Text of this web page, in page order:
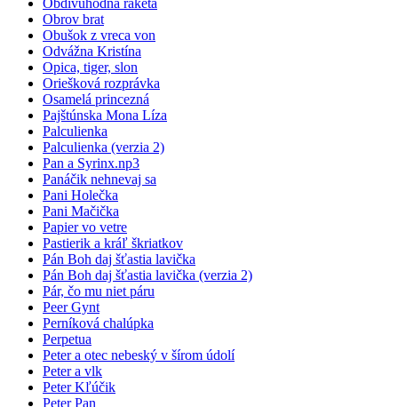
Obrov brat
Obušok z vreca von
Odvážna Kristína
Opica, tiger, slon
Oriešková rozprávka
Osamelá princezná
Pajštúnska Mona Líza
Palculienka
Palculienka (verzia 2)
Pan a Syrinx.np3
Panáčik nehnevaj sa
Pani Holečka
Pani Mačička
Papier vo vetre
Pastierik a kráľ škriatkov
Pán Boh daj šťastia lavička
Pán Boh daj šťastia lavička (verzia 2)
Pár, čo mu niet páru
Peer Gynt
Perníková chalúpka
Perpetua
Peter a otec nebeský v šírom údolí
Peter a vlk
Peter Kľúčik
Peter Pan